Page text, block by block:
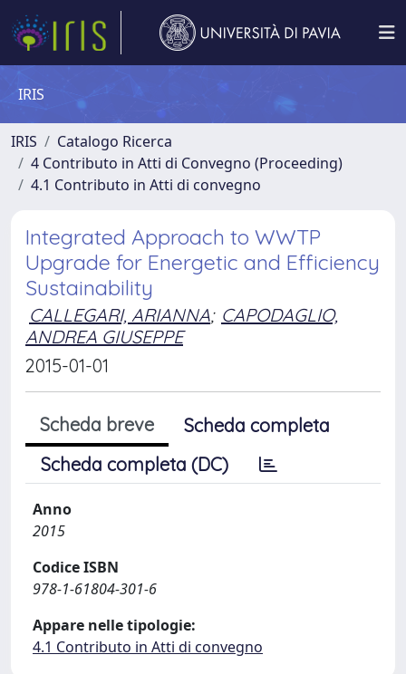
IRIS
IRIS
Catalogo Ricerca
4 Contributo in Atti di Convegno (Proceeding)
4.1 Contributo in Atti di convegno
Integrated Approach to WWTP
Upgrade for Energetic and Efficiency
Sustainability
CALLEGARI, ARIANNA; CAPODAGLIO,
ANDREA GIUSEPPE
2015-01-01
Scheda breve
Scheda completa
Scheda completa (DC)
Anno
2015
Codice ISBN
978-1-61804-301-6
Appare nelle tipologie:
4.1 Contributo in Atti di convegno